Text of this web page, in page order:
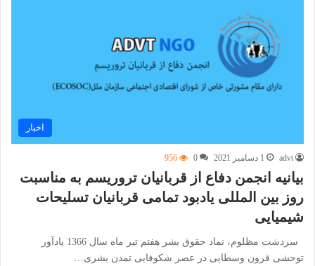
اخبار
advt 1 دسامبر 2021 0
956
بیانیه انجمن دفاع از قربانیان تروریسم به مناسبت
روز بین المللی یادبود تمامی قربانیان تسلیحات
شیمیایی
سردشت مظلوم، نماد حقوق بشر هفتم تیر ماه سال 1366 یادآور
توحشی قرون وسطایی در عصر شکوفایی تمدن بشری…